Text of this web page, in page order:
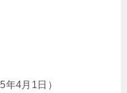
年4月1日）